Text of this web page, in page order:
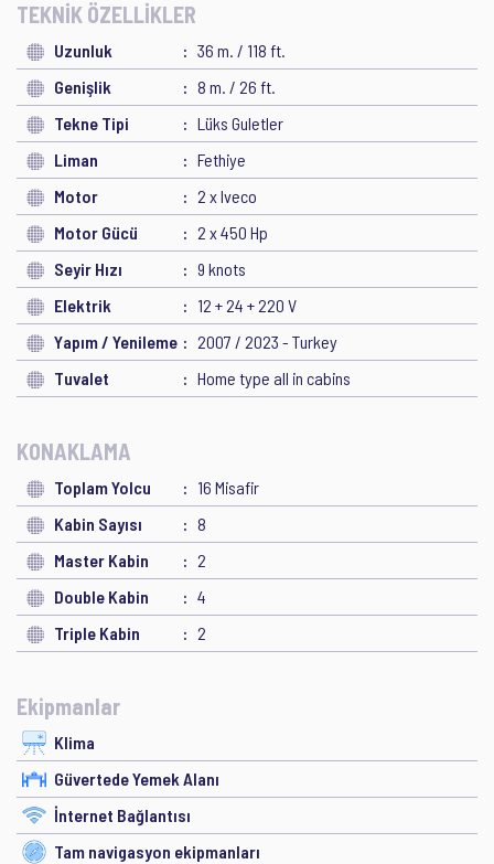
TEKNİK ÖZELLİKLER
Uzunluk
36 m. / 118 ft.
Genişlik
8 m. / 26 ft.
Tekne Tipi
Lüks Guletler
Liman
Fethiye
Motor
2 x Iveco
Motor Gücü
2 x 450 Hp
Seyir Hızı
9 knots
Elektrik
12 + 24 + 220 V
Yapım / Yenileme
2007 / 2023 - Turkey
Tuvalet
Home type all in cabins
KONAKLAMA
Toplam Yolcu
16 Misafir
Kabin Sayısı
8
Master Kabin
2
Double Kabin
4
Triple Kabin
2
Ekipmanlar
Klima
Güvertede Yemek Alanı
İnternet Bağlantısı
Tam navigasyon ekipmanları